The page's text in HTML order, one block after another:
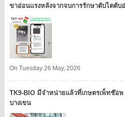
ขาอ่อนแรงหลังจากจบการรักษาตับไตตับ
On Tuesday 26 May, 2026
TK9​-BIO มีจำหน่ายแล้วที่เกษตรเพ็ทช๊อ
บางเขน​